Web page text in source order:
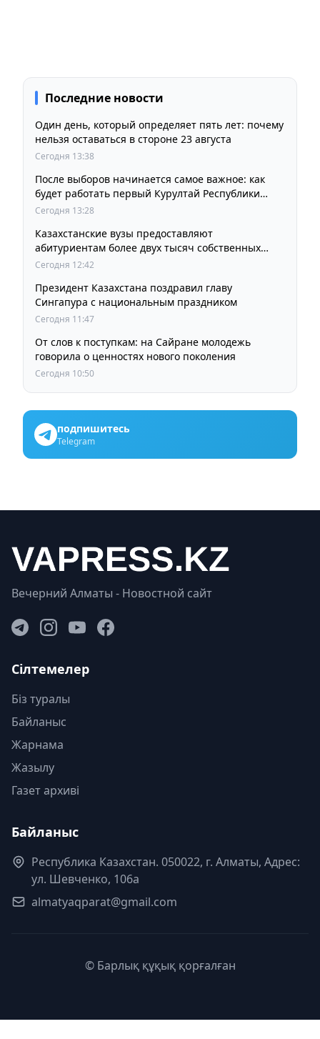
Последние новости
Один день, который определяет пять лет: почему
нельзя оставаться в стороне 23 августа
Сегодня 13:38
После выборов начинается самое важное: как
будет работать первый Курултай Республики
Казахстан
Сегодня 13:28
Казахстанские вузы предоставляют
абитуриентам более двух тысяч собственных
образовательных грантов
Сегодня 12:42
Президент Казахстана поздравил главу
Сингапура с национальным праздником
Сегодня 11:47
От слов к поступкам: на Сайране молодежь
говорила о ценностях нового поколения
Сегодня 10:50
подпишитесь
Telegram
Вечерний Алматы - Новостной сайт
Сілтемелер
Біз туралы
Байланыс
Жарнама
Жазылу
Газет архиві
Байланыс
Республика Казахстан. 050022, г. Алматы, Адрес:
ул. Шевченко, 106а
almatyaqparat@gmail.com
© Барлық құқық қорғалған